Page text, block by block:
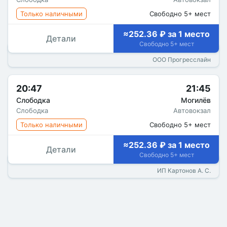
Только наличными
Свободно 5+ мест
Детали ≈252.36 ₽ за 1 место
Свободно 5+ мест
ООО Прогресслайн
20:47
Слободка
Слободка
21:45
Могилёв
Автовокзал
Только наличными
Свободно 5+ мест
Детали ≈252.36 ₽ за 1 место
Свободно 5+ мест
ИП Картонов А. С.